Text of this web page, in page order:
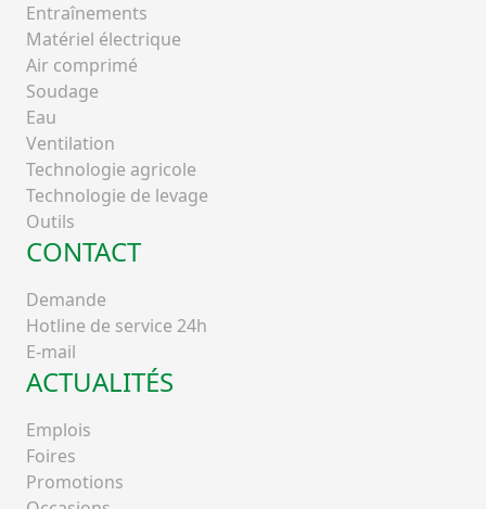
Entraînements
Matériel électrique
Air comprimé
Soudage
Eau
Ventilation
Technologie agricole
Technologie de levage
Outils
CONTACT
Demande
Hotline de service 24h
E-mail
ACTUALITÉS
Emplois
Foires
Promotions